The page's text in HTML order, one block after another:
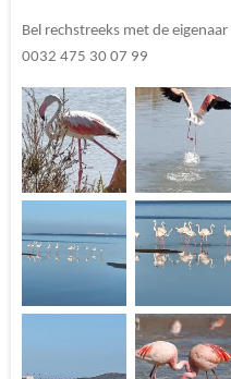
Bel rechstreeks met de eigenaar
0032 475 30 07 99